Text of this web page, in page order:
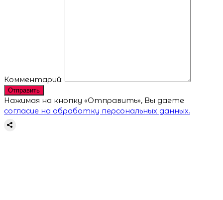
Комментарий:
Отправить
Нажимая на кнопку «Отправить», Вы даете
согласие на обработку персональных данных.